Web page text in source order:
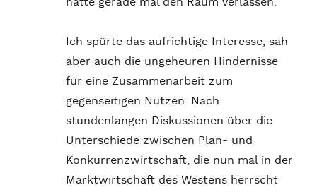
Ich spürte das aufrichtige Interesse, sah
aber auch die ungeheuren Hindernisse
für eine Zusammenarbeit zum
gegenseitigen Nutzen. Nach
stundenlangen Diskussionen über die
Unterschiede zwischen Plan- und
Konkurrenzwirtschaft, die nun mal in der
Marktwirtschaft des Westens herrscht